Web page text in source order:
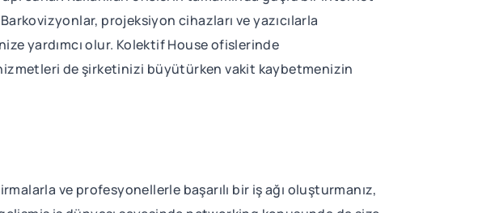
projeksiyon cihazları ve yazıcılarla
yardımcı olur. Kolektif House ofislerinde
de şirketinizi büyütürken vakit kaybetmenizin
ve profesyonellerle başarılı bir iş ağı oluşturmanız,